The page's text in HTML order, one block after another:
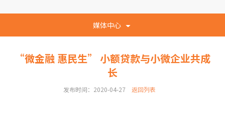
媒体中心
“微金融 惠民生” 小额贷款与小微企业共成
长
发布时间：2020-04-27 返回列表